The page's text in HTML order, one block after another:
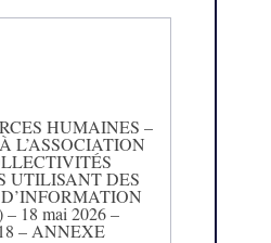
HUMAINES –
L’ASSOCIATION
UTILISANT DES
18 mai 2026 –
– ANNEXE